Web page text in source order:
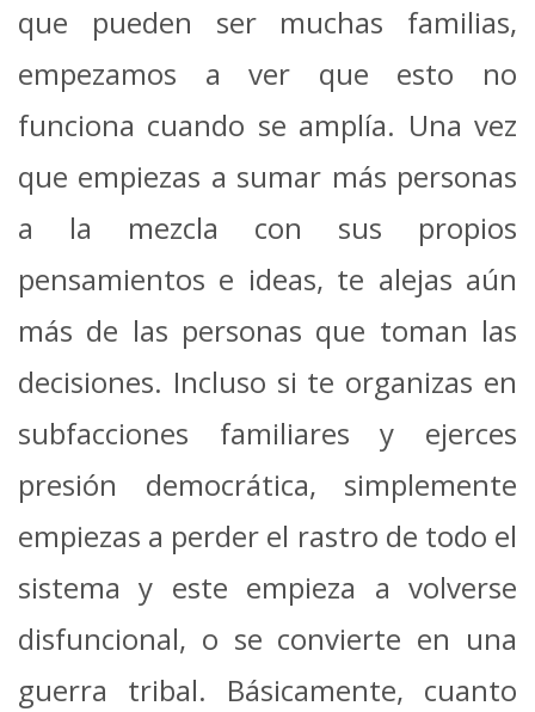
que pueden ser muchas familias,
empezamos a ver que esto no
funciona cuando se amplía. Una vez
que empiezas a sumar más personas
a la mezcla con sus propios
pensamientos e ideas, te alejas aún
más de las personas que toman las
decisiones. Incluso si te organizas en
subfacciones familiares y ejerces
presión democrática, simplemente
empiezas a perder el rastro de todo el
sistema y este empieza a volverse
disfuncional, o se convierte en una
guerra tribal. Básicamente, cuanto